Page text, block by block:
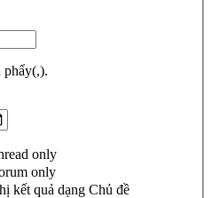
phẩy(,).
only
only
kết quả dạng Chủ đề